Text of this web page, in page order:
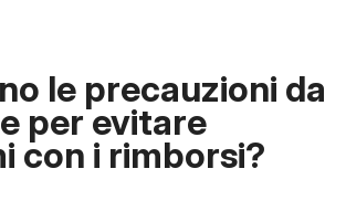
le precauzioni da
per evitare
con i rimborsi?